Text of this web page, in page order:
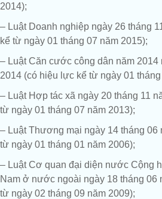
2014);
– Luật Doanh nghiệp ngày 26 tháng
kể từ ngày 01 tháng 07 năm 2015);
– Luật Căn cước công dân năm 2014
2014 (có hiệu lực kể từ ngày 01
– Luật Hợp tác xã ngày 20 tháng 11
từ ngày 01 tháng 07 năm 2013);
– Luật Thương mại ngày 14 tháng 06
từ ngày 01 tháng 01 năm 2006);
– Luật Cơ quan đại diện nước Cộng
Nam ở nước ngoài ngày 18 tháng 06
từ ngày 02 tháng 09 năm 2009);